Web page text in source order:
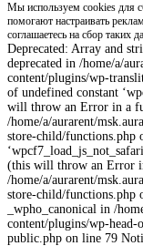
Мы используем cookies для
помогают настраивать
соглашаетесь на сбор таких
Deprecated: Array and
deprecated in /home/a/
content/plugins/wp-
of undefined constant
will throw an Error in a
/home/a/aurarent/
store-child/functions.php
(this will throw an Error
/home/a/aurarent/
store-child/functions.php
_wpho_canonical in /
content/plugins/wp-
public.php on line 79